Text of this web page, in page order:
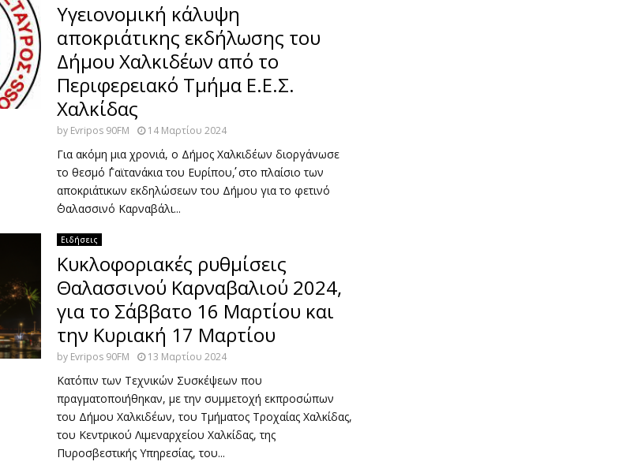
Υγειονομική κάλυψη
αποκριάτικης εκδήλωσης του
Δήμου Χαλκιδέων από το
Περιφερειακό Τμήμα Ε.Ε.Σ.
Χαλκίδας
by Evripos 90FM 14 Μαρτίου 2024
Για ακόμη μια χρονιά, ο Δήμος Χαλκιδέων διοργάνωσε
το θεσμό ΄΄Γαϊτανάκια του Ευρίπου΄΄, στο πλαίσιο των
αποκριάτικων εκδηλώσεων του Δήμου για το φετινό
΄΄Θαλασσινό Καρναβάλι...
Ειδήσεις
Κυκλοφοριακές ρυθμίσεις
Θαλασσινού Καρναβαλιού 2024,
για το Σάββατο 16 Μαρτίου και
την Κυριακή 17 Μαρτίου
by Evripos 90FM 13 Μαρτίου 2024
Κατόπιν των Τεχνικών Συσκέψεων που
πραγματοποιήθηκαν, με την συμμετοχή εκπροσώπων
του Δήμου Χαλκιδέων, του Τμήματος Τροχαίας Χαλκίδας,
του Κεντρικού Λιμεναρχείου Χαλκίδας, της
Πυροσβεστικής Υπηρεσίας, του...